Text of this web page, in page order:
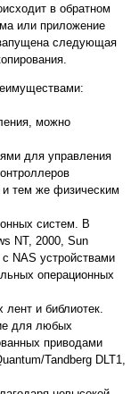
в обратном
или приложение
следующая
можно
для управления
и тем же физическим
систем. В
NT, 2000, Sun
NAS устройствами
операционных
и библиотек.
для любых
приводами
Tandberg DLT1,